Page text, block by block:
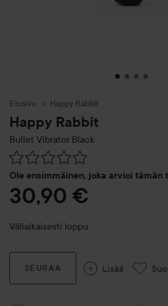
Etusivu Happy Rabbit
Happy Rabbit
Bullet Vibrator Black
Ole ensimmäinen, joka arvioi tämän
Siirtyä jhk Arvosana & kommentit
30,90 €
Väliaikaisesti loppu
SEURAA Lisää